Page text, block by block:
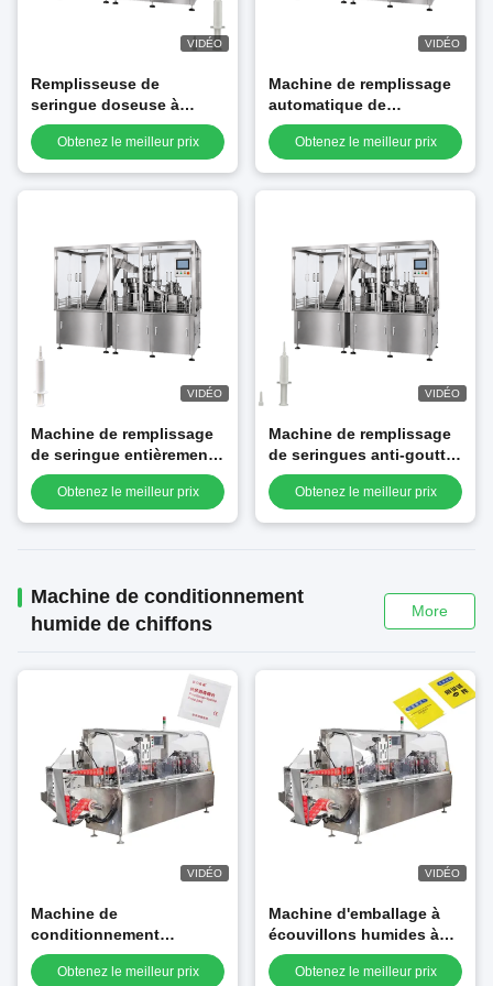
VIDÉO
Remplisseuse de
seringue doseuse à
piston pour pâte
pesticide à haute
Obtenez le meilleur prix
VIDÉO
Machine de remplissage
automatique de
seringues pour gel
insecticide anti-cafards
Obtenez le meilleur prix
VIDÉO
Machine de remplissage
de seringue entièrement
automatique pour appât
au gel de lutte contre les
Obtenez le meilleur prix
VIDÉO
Machine de remplissage
de seringues anti-goutte
pour gel d'appât anti-
cafards collant
Obtenez le meilleur prix
Machine de conditionnement
humide de chiffons
More
VIDÉO
Machine de
conditionnement
entièrement automatique
de lingettes humides à 4
Obtenez le meilleur prix
VIDÉO
Machine d'emballage à
écouvillons humides à
vitesse élevée à sachet
uniqueObtenez le meilleur prix